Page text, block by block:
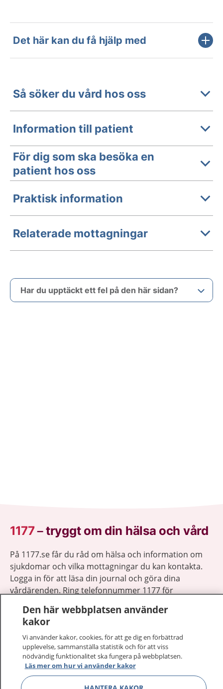
Det här kan du få hjälp med
Så söker du vård hos oss
Information till patient
För dig som ska besöka en
patient hos oss
Praktisk information
Relaterade mottagningar
Har du upptäckt ett fel på den här sidan?
1177–tryggt om din hälsa och vård
På 1177.se får du råd om hälsa och information om
sjukdomar och vilka mottagningar du kan kontakta.
Logga in för att läsa din journal och göra dina
vårdärenden. Ring telefonnummer 1177 för
1177 ger dig råd när du vill må bättre.
1177 på flera språk Visa
Den här webbplatsen använder
kakor
Vi använder kakor, cookies, för att ge dig en förbättrad
upplevelse, sammanställa statistik och för att viss
nödvändig funktionalitet ska fungera på webbplatsen.
Läs mer om hur vi använder kakor